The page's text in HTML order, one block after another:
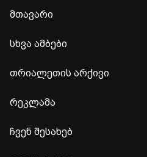
მთავარი
სხვა ამბები
თრიალეთის არქივი
რეკლამა
ჩვენ შესახებ